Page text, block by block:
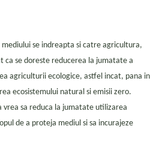
se indreapta si catre agricultura,
ca se doreste reducerea la jumatate a
agriculturii ecologice, astfel incat, pana in
ecosistemului natural si emisii zero.
vrea sa reduca la jumatate utilizarea
de a proteja mediul si sa incurajeze